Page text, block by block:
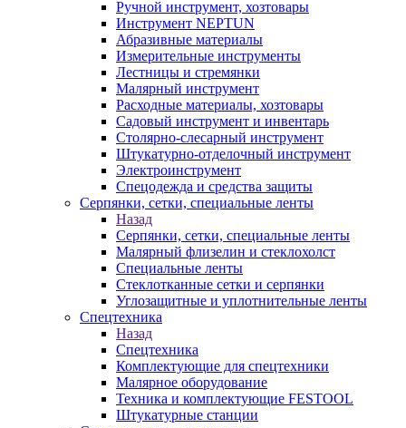
Ручной инструмент, хозтовары
Инструмент NEPTUN
Абразивные материалы
Измерительные инструменты
Лестницы и стремянки
Малярный инструмент
Расходные материалы, хозтовары
Садовый инструмент и инвентарь
Столярно-слесарный инструмент
Штукатурно-отделочный инструмент
Электроинструмент
Спецодежда и средства защиты
Серпянки, сетки, специальные ленты
Назад
Серпянки, сетки, специальные ленты
Малярный флизелин и стеклохолст
Специальные ленты
Стеклотканные сетки и серпянки
Углозащитные и уплотнительные ленты
Спецтехника
Назад
Спецтехника
Комплектующие для спецтехники
Малярное оборудование
Техника и комплектующие FESTOOL
Штукатурные станции